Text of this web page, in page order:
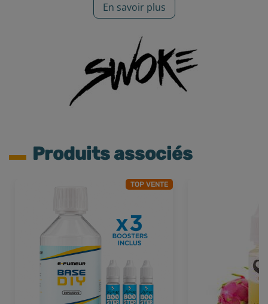
En savoir plus
Produits associés
TOP VENTE